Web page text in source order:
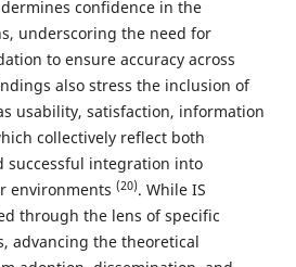
confidence in the
underscoring the need for
to ensure accuracy across
also stress the inclusion of
usability, satisfaction, information
collectively reflect both
successful integration into
environments (20). While IS
through the lens of specific
advancing the theoretical